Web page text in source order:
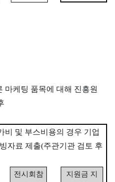
마케팅 품목에 대해 진흥원
비 및 부스비용의 경우 기업
자료 제출(주관기관 검토 후
전시회참
지원금 지